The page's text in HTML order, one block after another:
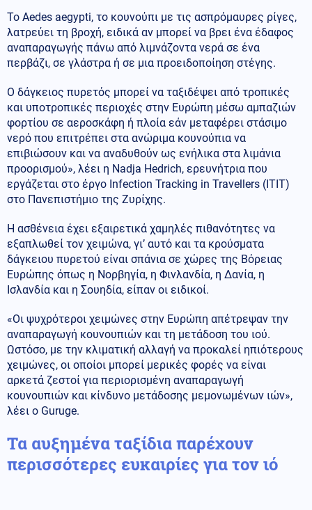
Το Aedes aegypti, το κουνούπι με τις ασπρόμαυρες ρίγες,
λατρεύει τη βροχή, ειδικά αν μπορεί να βρει ένα έδαφος
αναπαραγωγής πάνω από λιμνάζοντα νερά σε ένα
περβάζι, σε γλάστρα ή σε μια προειδοποίηση στέγης.
Ο δάγκειος πυρετός μπορεί να ταξιδέψει από τροπικές
και υποτροπικές περιοχές στην Ευρώπη μέσω αμπαζιών
φορτίου σε αεροσκάφη ή πλοία εάν μεταφέρει στάσιμο
νερό που επιτρέπει στα ανώριμα κουνούπια να
επιβιώσουν και να αναδυθούν ως ενήλικα στα λιμάνια
προορισμού», λέει η Nadja Hedrich, ερευνήτρια που
εργάζεται στο έργο Infection Tracking in Travellers (ITIT)
στο Πανεπιστήμιο της Ζυρίχης.
Η ασθένεια έχει εξαιρετικά χαμηλές πιθανότητες να
εξαπλωθεί τον χειμώνα, γι’ αυτό και τα κρούσματα
δάγκειου πυρετού είναι σπάνια σε χώρες της Βόρειας
Ευρώπης όπως η Νορβηγία, η Φινλανδία, η Δανία, η
Ισλανδία και η Σουηδία, είπαν οι ειδικοί.
«Οι ψυχρότεροι χειμώνες στην Ευρώπη απέτρεψαν την
αναπαραγωγή κουνουπιών και τη μετάδοση του ιού.
Ωστόσο, με την κλιματική αλλαγή να προκαλεί ηπιότερους
χειμώνες, οι οποίοι μπορεί μερικές φορές να είναι
αρκετά ζεστοί για περιορισμένη αναπαραγωγή
κουνουπιών και κίνδυνο μετάδοσης μεμονωμένων ιών»,
λέει ο Guruge.
Τα αυξημένα ταξίδια παρέχουν
περισσότερες ευκαιρίες για τον ιό